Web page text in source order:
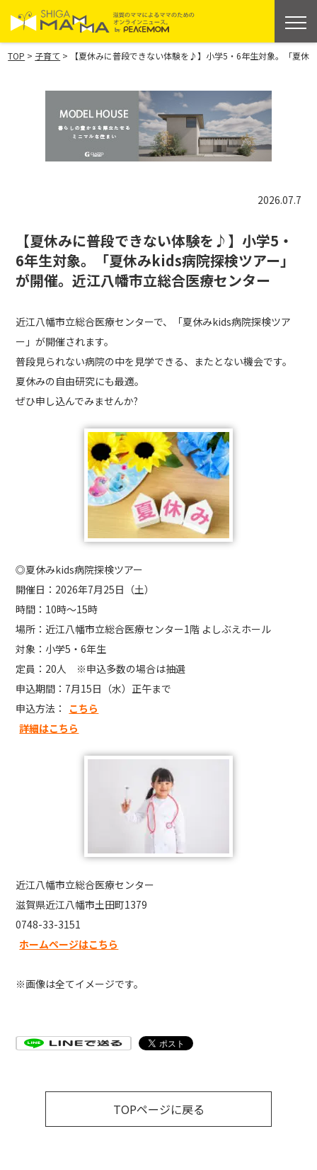
TOP > 子育て > 【夏休みに普段できない体験を♪】小学5・6年生対象。「夏
2026.07.7
【夏休みに普段できない体験を♪】小学5・
6年生対象。「夏休みkids病院探検ツアー」
が開催。近江八幡市立総合医療センター
近江八幡市立総合医療センターで、「夏休みkids病院探検ツア
ー」が開催されます。
普段見られない病院の中を見学できる、またとない機会です。
夏休みの自由研究にも最適。
ぜひ申し込んでみませんか?
◎夏休みkids病院探検ツアー
開催日：2026年7月25日（土）
時間：10時～15時
場所：近江八幡市立総合医療センター1階 よしぶえホール
対象：小学5・6年生
定員：20人 ※申込多数の場合は抽選
申込期間：7月15日（水）正午まで
申込方法：
こちら
詳細はこちら
近江八幡市立総合医療センター
滋賀県近江八幡市土田町1379
0748-33-3151
ホームページはこちら
※画像は全てイメージです。
TOPページに戻る